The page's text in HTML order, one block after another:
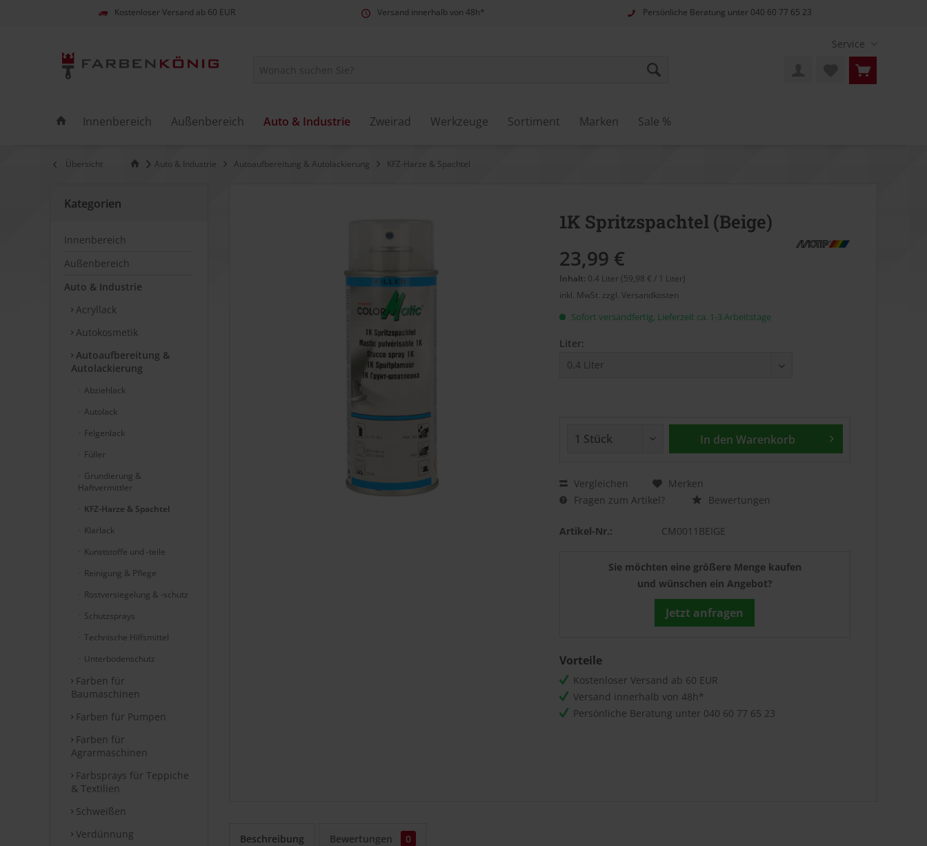
Kostenloser Versand ab 60 EUR Versand innerhalb von 48h* Persönliche Beratung unter 040 60 77 65 23
Service
Innenbereich Außenbereich Auto & Industrie Zweirad Werkzeuge Sortiment Marken Sale %
Übersicht Auto & Industrie Autoaufbereitung & Autolackierung KFZ-Harze & Spachtel
Kategorien
Innenbereich
Außenbereich
Auto & Industrie
Acryllack
Autokosmetik
Autoaufbereitung &
Autolackierung
Abziehlack
Autolack
Felgenlack
Füller
Grundierung &
Haftvermittler
KFZ-Harze & Spachtel
Klarlack
Kunststoffe und -teile
Reinigung & Pflege
Rostversiegelung & -schutz
Schutzsprays
Technische Hilfsmittel
Unterbodenschutz
Farben für
Baumaschinen
Farben für Pumpen
Farben für
Agrarmaschinen
Farbsprays für Teppiche
& Textilien
Schweißen
Verdünnung
1K Spritzspachtel (Beige)
23,99 €
Inhalt: 0.4 Liter (59,98 € / 1 Liter)
inkl. MwSt. zzgl. Versandkosten
Sofort versandfertig, Lieferzeit ca. 1-3 Arbeitstage
Liter:
In den Warenkorb
Vergleichen
Merken
Fragen zum Artikel?
Bewertungen
Artikel-Nr.: CM0011BEIGE
Sie möchten eine größere Menge kaufen
und wünschen ein Angebot?
Jetzt anfragen
Vorteile
Kostenloser Versand ab 60 EUR
Versand innerhalb von 48h*
Persönliche Beratung unter 040 60 77 65 23
Beschreibung Bewertungen 0